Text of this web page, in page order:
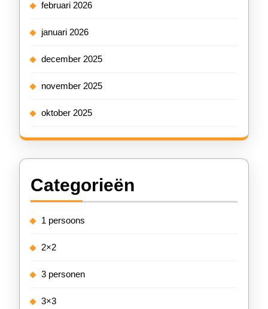
februari 2026
januari 2026
december 2025
november 2025
oktober 2025
Categorieën
1 persoons
2×2
3 personen
3×3